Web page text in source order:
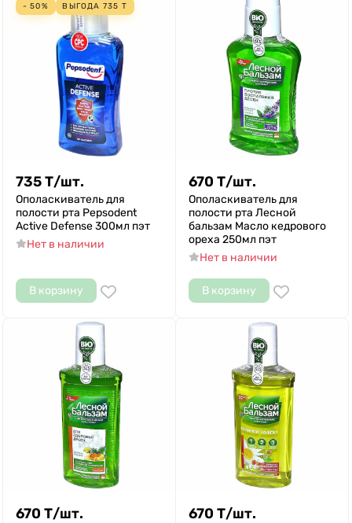
- 50% ВЫГОДА 735 Т
735Т/шт.
Ополаскиватель для
полости рта Pepsodent
Active Defense 300мл пэт
Нет в наличии
В корзину
670 Т/шт.
Ополаскиватель для
полости рта Лесной
бальзам Масло кедрового
ореха 250мл пэт
Нет в наличии
В корзину
670 Т/шт. 670 Т/шт.